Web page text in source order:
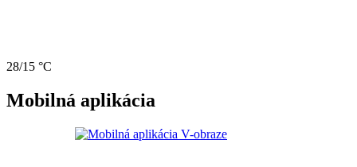
28/15 °C
Mobilná aplikácia